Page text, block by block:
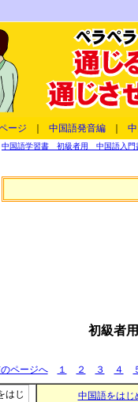
ージ 中国語発音編
中国語学習書 初級者用 中国語入門
初級者
ページへ １ ２ ３ ４
中国語をは